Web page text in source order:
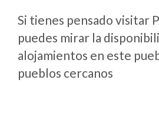
Si tienes pensado visitar
puedes mirar la
alojamientos en este
pueblos cercanos